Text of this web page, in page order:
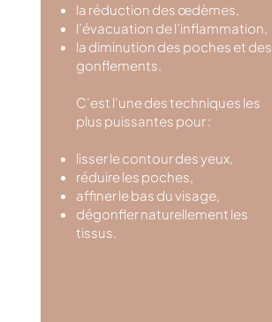
la réduction des œdèmes,
l’évacuation de l’inflammation,
la diminution des poches et des
gonflements.
C’est l’une des techniques les
plus puissantes pour :
lisser le contour des yeux,
réduire les poches,
affiner le bas du visage,
dégonfler naturellement les
tissus.